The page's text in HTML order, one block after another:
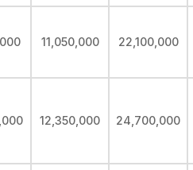
11,050,000 22,100,000
12,350,000 24,700,000